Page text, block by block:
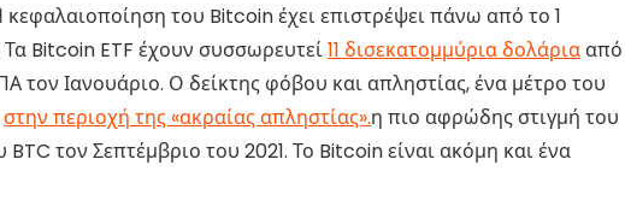
κεφαλαιοποίηση του Bitcoin έχει επιστρέψει πάνω από το 1
Bitcoin ETF έχουν συσσωρευτεί11 δισεκατομμύρια δολάρια από
τον Ιανουάριο. Ο δείκτης φόβου και απληστίας, ένα μέτρο του
στην περιοχή της «ακραίας απληστίας».η πιο αφρώδης στιγμή του
τον Σεπτέμβριο του 2021. Το Bitcoin είναι ακόμη και ένα